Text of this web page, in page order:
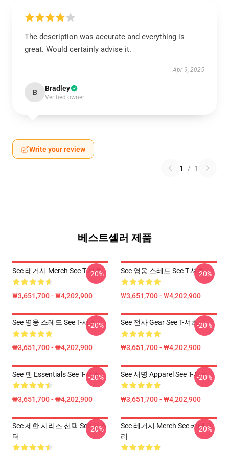
The description was accurate and everything is
great. Would certainly advise it.
Apr 9, 2025
B Bradley
Verified owner
Write your review
1 / 1
베스트셀러 제품
See 레거시 Merch See T-셔츠
₩3,651,700 - ₩4,202,900
-20% See 영웅 스레드 See T-셔츠
₩3,651,700 - ₩4,202,900
-20%
See 영웅 스레드 See T-셔츠
₩3,651,700 - ₩4,202,900
-20% See 전사 Gear See T-셔츠
₩3,651,700 - ₩4,202,900
-20%
See 팬 Essentials See T-셔츠
₩3,651,700 - ₩4,202,900
-20% See 서명 Apparel See T-셔츠
₩3,651,700 - ₩4,202,900
-20%
See 제한 시리즈 선택 See 포스
터
-20%
See 레거시 Merch See 카테고
리
-20%